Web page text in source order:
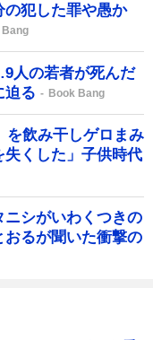
犯した罪や愚か
人の若者が死んだ
迫る
Book Bang
を飲み干しゲロまみ
くした」子供時代
シがいわくつきの
るが聞いた衝撃の